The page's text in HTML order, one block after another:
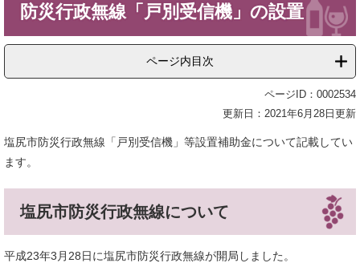
防災行政無線「戸別受信機」の設置
ページ内目次
ページID：0002534
更新日：2021年6月28日更新
塩尻市防災行政無線「戸別受信機」等設置補助金について記載してい
ます。
塩尻市防災行政無線について
平成23年3月28日に塩尻市防災行政無線が開局しました。